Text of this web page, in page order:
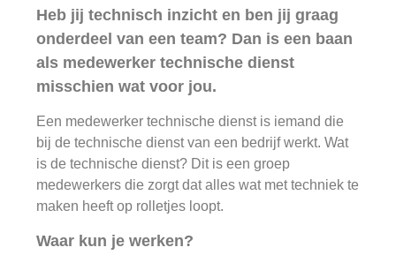
Heb jij technisch inzicht en ben jij graag
onderdeel van een team? Dan is een baan
als medewerker technische dienst
misschien wat voor jou.
Een medewerker technische dienst is iemand die
bij de technische dienst van een bedrijf werkt. Wat
is de technische dienst? Dit is een groep
medewerkers die zorgt dat alles wat met techniek te
maken heeft op rolletjes loopt.
Waar kun je werken?